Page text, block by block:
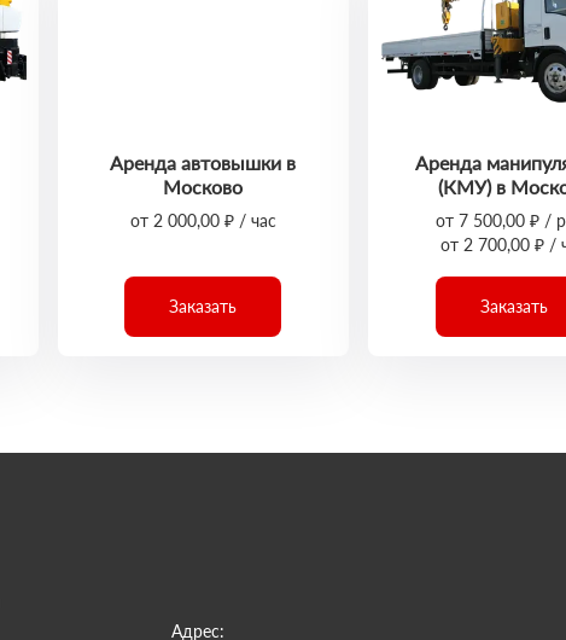
Аренда автовышки в
Москово
от 2 000,00 ₽ / час
Заказать
Аренда
(КМУ) в
от 7 500,00 ₽ /
от 2 700,00 ₽ /
Заказать
Адрес: